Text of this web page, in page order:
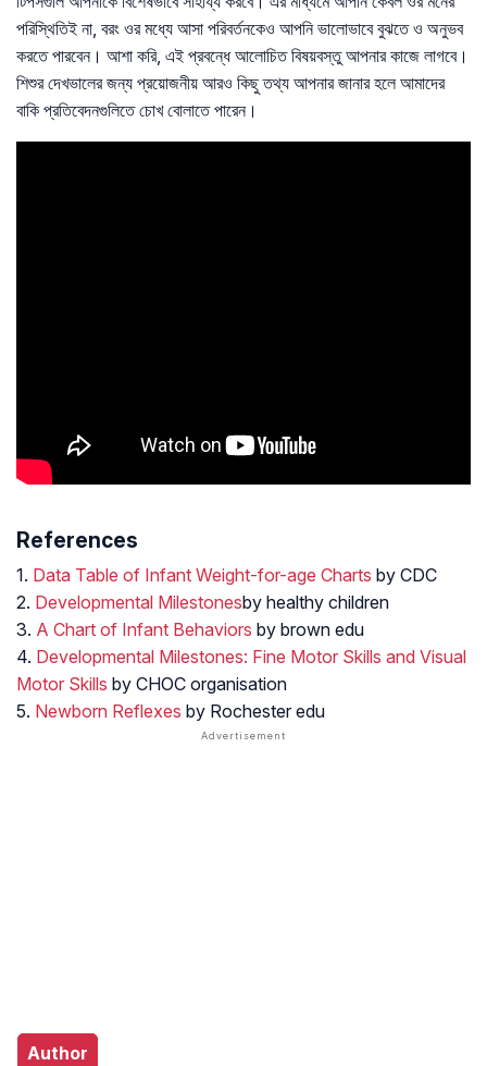
পরিস্থিতিই না, বরং ওর মধ্যে আসা পরিবর্তনকেও আপনি ভালোভাবে বুঝতে ও অনুভব
করতে পারবেন। আশা করি, এই প্রবন্ধে আলোচিত বিষয়বস্তু আপনার কাজে লাগবে।
শিশুর দেখভালের জন্য প্রয়োজনীয় আরও কিছু তথ্য আপনার জানার হলে আমাদের
বাকি প্রতিবেদনগুলিতে চোখ বোলাতে পারেন।
References
1. Data Table of Infant Weight-for-age Charts by CDC
2. Developmental Milestonesby healthy children
3. A Chart of Infant Behaviors by brown edu
4. Developmental Milestones: Fine Motor Skills and Visual
Motor Skills by CHOC organisation
5. Newborn Reflexes by Rochester edu
Author